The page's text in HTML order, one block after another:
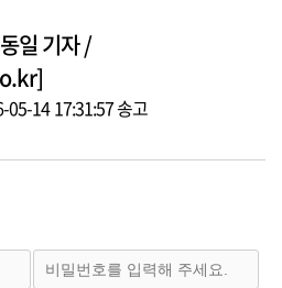
일 기자 /
05-14 17:31:57 송고